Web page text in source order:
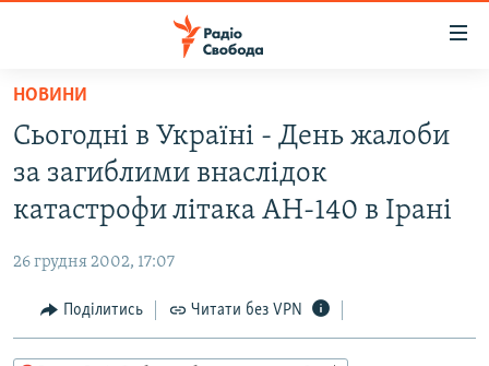
Перейти
основного
матеріалу
до
основної
навігації
Перейти
до
пошуку
ВСЕ ЗА ДОБУ
ЕКОНОМІКА
СУСПІЛЬСТВО
РОСІЙСЬКА «ФІЛЬТРАЦІЯ»
ДОНБАС.РЕАЛІЇ
НОВИНИ
Сьогодні в Українi - День жалоби
за загиблими внаслідок
катастрофи літака АН-140 в Ірані
26 грудня 2002, 17:07
Поділитись Читати без VPN